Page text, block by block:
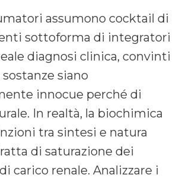
assumono cocktail di
sottoforma di integratori
diagnosi clinica, convinti
siano
innocue perché di
In realtà, la biochimica
tra sintesi e natura
di saturazione dei
carico renale. Analizzare i